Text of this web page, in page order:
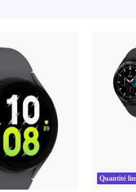
Quantité